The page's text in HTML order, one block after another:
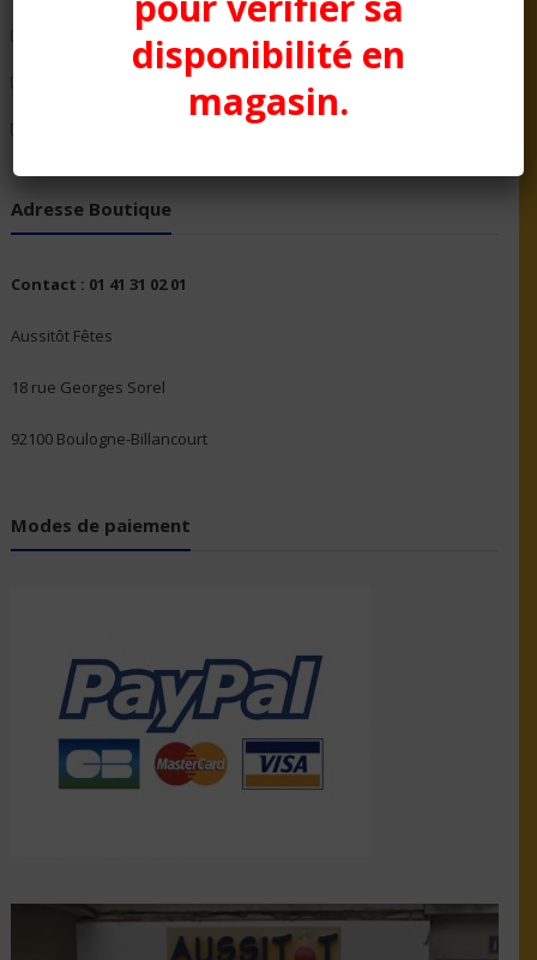
Politique en matière de remboursements et de retours
Adresse Boutique
Contact : 01 41 31 02 01
Aussitôt Fêtes
18 rue Georges Sorel
92100 Boulogne-Billancourt
Modes de paiement
disponibilité en
magasin.